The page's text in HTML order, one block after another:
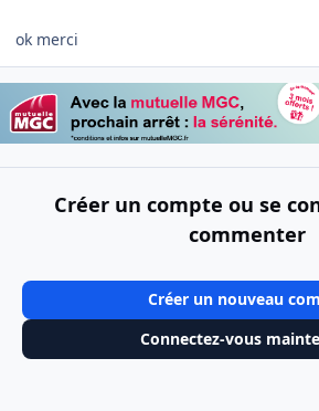
ok merci
Créer un compte ou se
commenter
Créer un nouveau
Connectez-vous